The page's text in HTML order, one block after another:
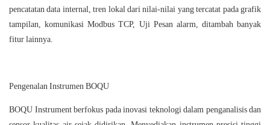
pencatatan data internal, tren lokal dari nilai-nilai yang tercatat pada grafik
tampilan, komunikasi Modbus TCP, Uji Pesan alarm, ditambah banyak
fitur lainnya.
Pengenalan Instrumen BOQU
BOQU Instrument berfokus pada inovasi teknologi dalam penganalisis dan